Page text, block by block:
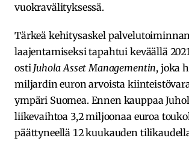
vuokravälityksessä.
Tärkeä kehitysaskel palvelutoiminnan
laajentamiseksi tapahtui keväällä
osti Juhola Asset Managementin, joka
miljardin euron arvoista
ympäri Suomea. Ennen kauppaa
liikevaihtoa 3,2 miljoonaa euroa
päättyneellä 12 kuukauden